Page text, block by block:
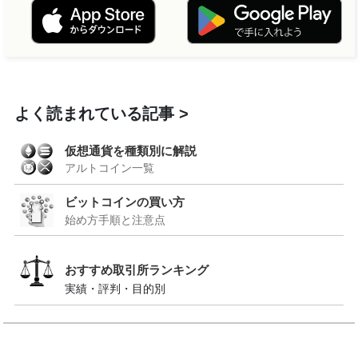
よく読まれている記事
仮想通貨を種類別に解説
アルトコイン一覧
ビットコインの買い方
始め方手順と注意点
おすすめ取引所ランキング
実績・評判・目的別